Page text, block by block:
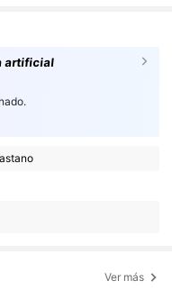
artificial
Ver más